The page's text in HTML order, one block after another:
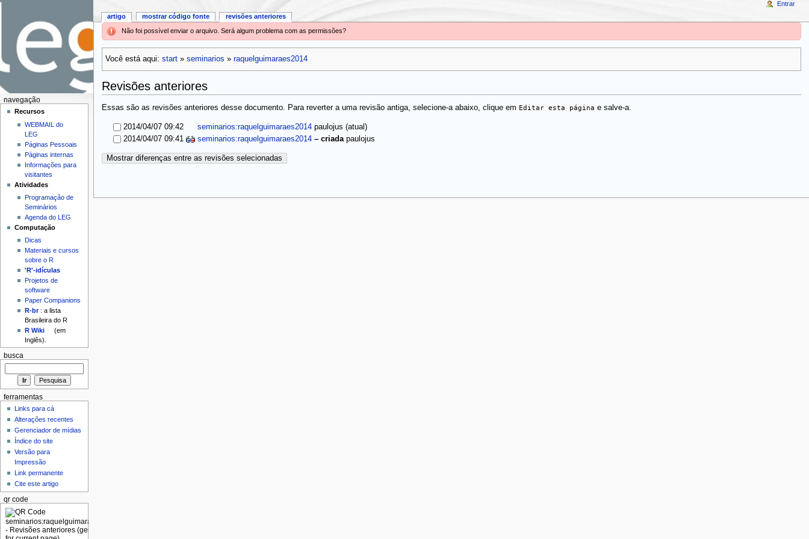
Não foi possível enviar o arquivo. Será algum problema com as permissões?
Você está aqui: start» seminarios » raquelguimaraes2014
Revisões anteriores
Essas são as revisões anteriores desse documento. Para reverter a uma revisão antiga, selecione-a abaixo, clique em Editar esta página e salve-a.
2014/04/07 09:42 seminarios:raquelguimaraes2014 paulojus (atual)
2014/04/07 09:41
seminarios:raquelguimaraes2014 – criada paulojus
Mostrar diferenças entre as revisões selecionadas
artigo mostrar código fonte revisões anteriores
Entrar
navegação
Recursos
WEBMAIL do
LEG
Páginas Pessoais
Páginas internas
Informações para
visitantes
Atividades
Programação de
Seminários
Agenda do LEG
Computação
Dicas
Materiais e cursos
sobre o R
'R'-idículas
Projetos de
software
Paper Companions
R-br: a lista
Brasileira do R
R Wiki
(em
Inglês).
busca
ferramentas
Links para cá
Alterações recentes
Gerenciador de mídias
Índice do site
Versão para
Impressão
Link permanente
Cite este artigo
qr code